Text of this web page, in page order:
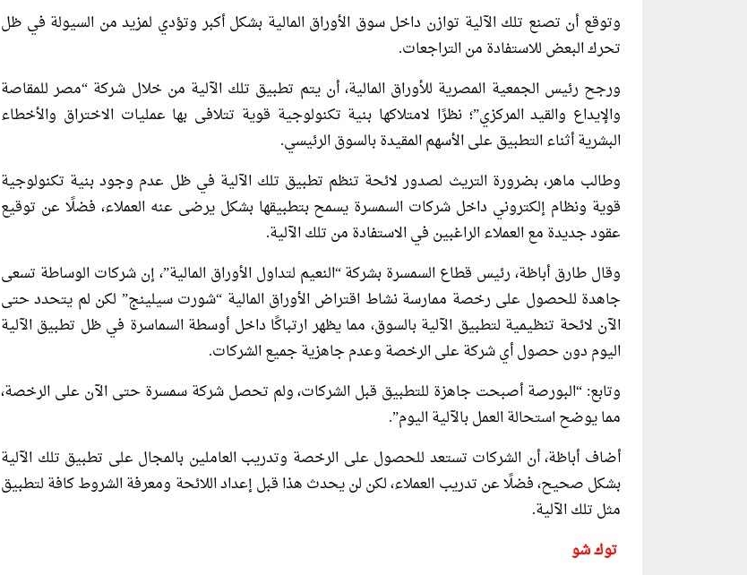
وتوقع أن تصنع تلك الآلية توازن داخل سوق الأوراق المالية بشكل أكبر وتؤدي لمزيد من السيولة في ظل
تحرك البعض للاستفادة من التراجعات.
ورجح رئيس الجمعية المصرية للأوراق المالية، أن يتم تطبيق تلك الآلية من خلال شركة “مصر للمقاصة
والإيداع والقيد المركزي”؛ نظرًا لامتلاكها بنية تكنولوجية قوية تتلافى بها عمليات الاختراق والأخطاء
البشرية أثناء التطبيق على الأسهم المقيدة بالسوق الرئيسي.
وطالب ماهر، بضرورة التريث لصدور لائحة تنظم تطبيق تلك الآلية في ظل عدم وجود بنية تكنولوجية
قوية ونظام إلكتروني داخل شركات السمسرة يسمح بتطبيقها بشكل يرضى عنه العملاء، فضلًا عن توقيع
عقود جديدة مع العملاء الراغبين في الاستفادة من تلك الآلية.
وقال طارق أباظة، رئيس قطاع السمسرة بشركة “النعيم لتداول الأوراق المالية”، إن شركات الوساطة تسعى
جاهدة للحصول على رخصة ممارسة نشاط اقتراض الأوراق المالية “شورت سيلينج” لكن لم يتحدد حتى
الآن لائحة تنظيمية لتطبيق الآلية بالسوق، مما يظهر ارتباكًا داخل أوسطة السماسرة في ظل تطبيق الآلية
اليوم دون حصول أي شركة على الرخصة وعدم جاهزية جميع الشركات.
وتابع: “البورصة أصبحت جاهزة للتطبيق قبل الشركات، ولم تحصل شركة سمسرة حتى الآن على الرخصة،
مما يوضح استحالة العمل بالآلية اليوم”.
أضاف أباظة، أن الشركات تستعد للحصول على الرخصة وتدريب العاملين بالمجال على تطبيق تلك الآلية
بشكل صحيح، فضلًا عن تدريب العملاء، لكن لن يحدث هذا قبل إعداد اللائحة ومعرفة الشروط كافة لتطبيق
مثل تلك الآلية.
توك شو